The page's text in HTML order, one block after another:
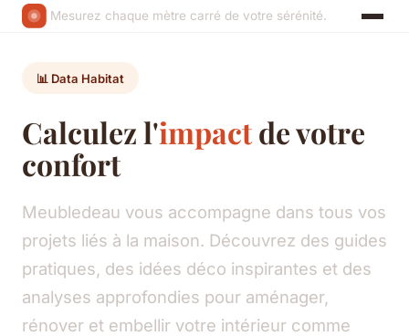
Mesurez chaque mètre carré de votre sérénité.
📊 Data Habitat
Calculez l'impactde votre
confort
Meubledeau vous accompagne dans tous vos
projets liés à la maison. Découvrez des guides
pratiques, des idées déco inspirantes et des
analyses approfondies pour aménager,
rénover et embellir votre intérieur comme